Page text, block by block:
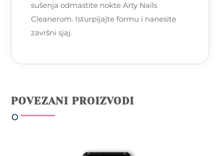
sušenja odmastite nokte Arty Nails
Cleanerom. Isturpijajte formu i nanesite
završni sjaj.
POVEZANI PROIZVODI